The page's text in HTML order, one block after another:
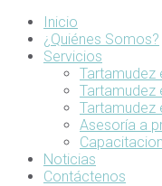
Inicio
¿Quiénes Somos?
Servicios
Tartamudez
Tartamudez
Tartamudez
Asesoría a
Noticias
Contáctenos